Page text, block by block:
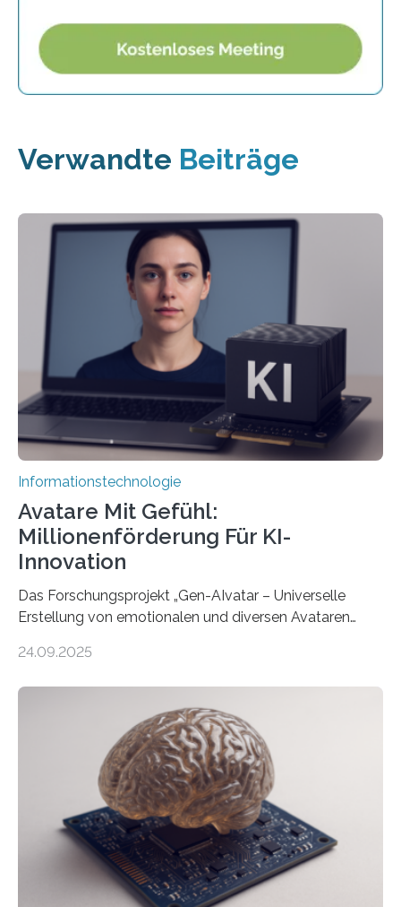
Verwandte Beiträge
Informationstechnologie
Avatare Mit Gefühl:
Millionenförderung Für KI-
Innovation
Das Forschungsprojekt „Gen-AIvatar – Universelle
Erstellung von emotionalen und diversen Avataren
Förderung in Höhe von rund 2 Millionen Euro. Dabei
der MindPort GmbH eine neuartige, KI-gestützte
Lösung zur Erzeugung von Emotionen für realistische
Avatare. Gen-AIvatar entwickelt innovative und
kosteneffiziente Methoden, um lebensechte Avatare zu
erstellen. „Besonders wichtig ist uns eine ganzheitliche
Animation, bei der Stimme, Körperbewegung, Gestik
und Mimik im Einklang sind…
24.09.2025